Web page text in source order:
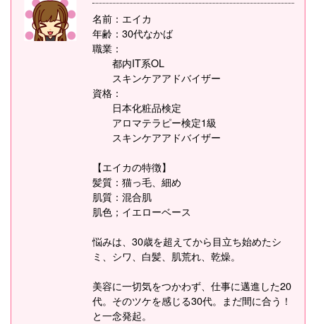
名前：エイカ
年齢：30代なかば
職業：
都内IT系OL
スキンケアアドバイザー
資格：
日本化粧品検定
アロマテラピー検定1級
スキンケアアドバイザー
【エイカの特徴】
髪質：猫っ毛、細め
肌質：混合肌
肌色；イエローベース
悩みは、30歳を超えてから目立ち始めたシ
ミ、シワ、白髪、肌荒れ、乾燥。
美容に一切気をつかわず、仕事に邁進した20
代。そのツケを感じる30代。まだ間に合う！
と一念発起。